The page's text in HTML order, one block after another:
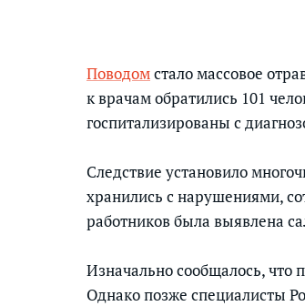
Поводомстало массовое
к врачам обратились 101
госпитализированы с
Следствие установило
хранились с нарушениями,
работников была выявлена
Изначально сообщалось, что
Однако позже специалисты